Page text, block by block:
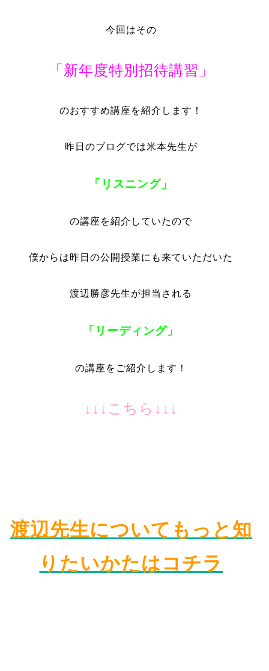
今回はその
「新年度特別招待講習」
のおすすめ講座を紹介します！
昨日のブログでは米本先生が
「リスニング」
の講座を紹介していたので
僕からは昨日の公開授業にも来ていただいた
渡辺勝彦先生が担当される
「リーディング」
の講座をご紹介します！
↓↓↓こちら↓↓↓
渡辺先生についてもっと知
りたいかたはコチラ